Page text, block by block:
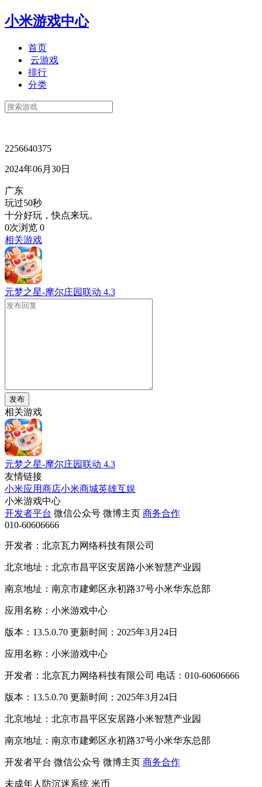
小米游戏中心
首页
云游戏
排行
分类
2256640375
2024年06月30日
广东
玩过50秒
十分好玩，快点来玩。
0次浏览 0
相关游戏
元梦之星-摩尔庄园联动 4.3
发布
相关游戏
元梦之星-摩尔庄园联动 4.3
友情链接
小米应用商店小米商城英雄互娱
小米游戏中心
开发者平台 微信公众号 微博主页 商务合作
010-60606666
开发者：北京瓦力网络科技有限公司
北京地址：北京市昌平区安居路小米智慧产业园
南京地址：南京市建邺区永初路37号小米华东总部
应用名称：小米游戏中心
版本：13.5.0.70 更新时间：2025年3月24日
应用名称：小米游戏中心
开发者：北京瓦力网络科技有限公司 电话：010-60606666
版本：13.5.0.70 更新时间：2025年3月24日
北京地址：北京市昌平区安居路小米智慧产业园
南京地址：南京市建邺区永初路37号小米华东总部
开发者平台 微信公众号 微博主页 商务合作
未成年人防沉迷系统 米币